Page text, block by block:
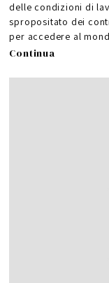
delle condizioni di
spropositato dei
per accedere al
Continua